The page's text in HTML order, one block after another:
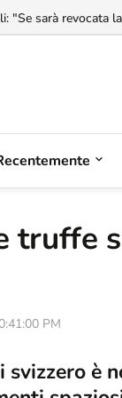
"Se sarà revocata
truffe
PM
è